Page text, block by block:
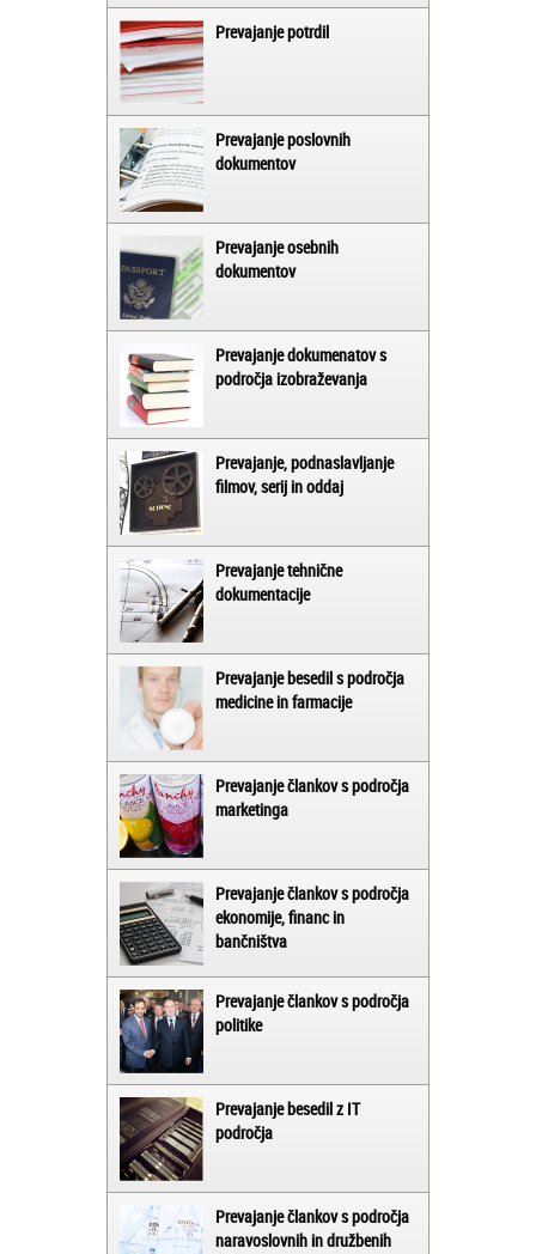
Prevajanje potrdil
Prevajanje poslovnih
dokumentov
Prevajanje osebnih
dokumentov
Prevajanje dokumenatov s
področja izobraževanja
Prevajanje, podnaslavljanje
filmov, serij in oddaj
Prevajanje tehnične
dokumentacije
Prevajanje besedil s področja
medicine in farmacije
Prevajanje člankov s področja
marketinga
Prevajanje člankov s področja
ekonomije, financ in
bančništva
Prevajanje člankov s področja
politike
Prevajanje besedil z IT
področja
Prevajanje člankov s področja
naravoslovnih in družbenih